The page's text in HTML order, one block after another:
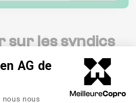
AG de
Gestion du
nous nous
sur les syndics
Sur-Mer